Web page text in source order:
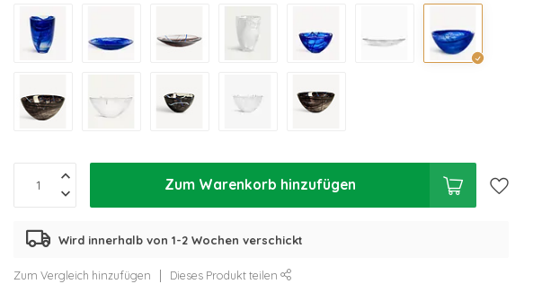
Zum Warenkorb hinzufügen
Wird innerhalb von 1-2 Wochen verschickt
Zum Vergleich hinzufügen Dieses Produkt teilen